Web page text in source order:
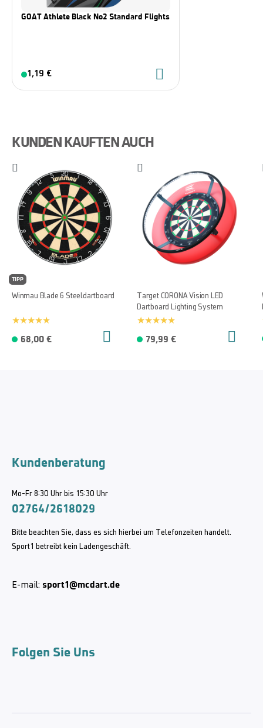
GOAT Athlete Black No2 Standard Flights
1,19 €
KUNDEN KAUFTEN AUCH
TIPP
Winmau Blade 6 Steeldartboard
68,00 €
Target CORONA Vision LED
Dartboard Lighting System
79,99 €
Kundenberatung
Mo-Fr 8:30 Uhr bis 15:30 Uhr
02764/2618029
Bitte beachten Sie, dass es sich hierbei um Telefonzeiten handelt.
Sport1 betreibt kein Ladengeschäft.
E-mail: sport1@mcdart.de
Folgen Sie Uns